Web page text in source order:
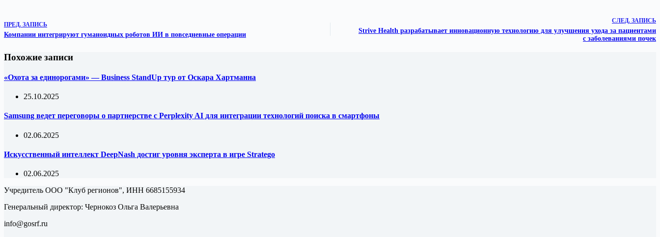
ПРЕД. ЗАПИСЬ
Компании интегрируют гуманоидных роботов ИИ в повседневные операции
СЛЕД. ЗАПИСЬ
Strive Health разрабатывает инновационную технологию для улучшения ухода за пациентами
с заболеваниями почек
Похожие записи
«Охота за единорогами» — Business StandUp тур от Оскара Хартманна
25.10.2025
Samsung ведет переговоры о партнерстве с Perplexity AI для интеграции технологий поиска в смартфоны
02.06.2025
Искусственный интеллект DeepNash достиг уровня эксперта в игре Stratego
02.06.2025
Учредитель ООО "Клуб регионов", ИНН 6685155934
Генеральный директор: Чернокоз Ольга Валерьевна
info@gosrf.ru